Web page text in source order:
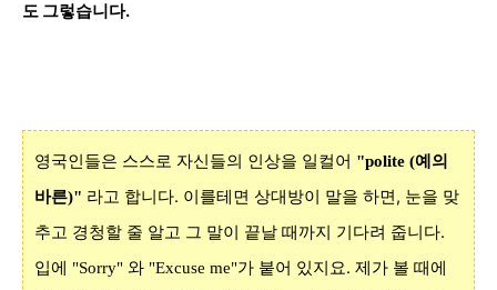
도 그렇습니다.
영국인들은 스스로 자신들의 인상을 일컬어 "polite (예의
바른)" 라고 합니다. 이를테면 상대방이 말을 하면, 눈을 맞
추고 경청할 줄 알고 그 말이 끝날 때까지 기다려 줍니다.
입에 "Sorry" 와 "Excuse me"가 붙어 있지요. 제가 볼 때에